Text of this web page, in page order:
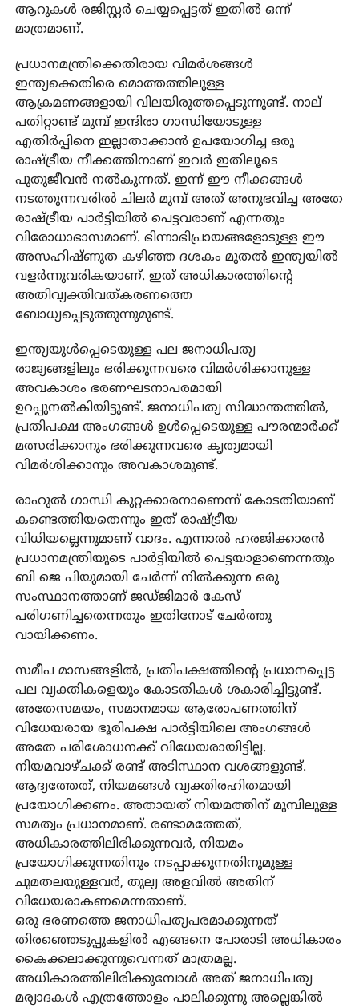
ആറുകള്‍ രജിസ്റ്റര്‍ ചെയ്യപ്പെട്ടത് ഇതില്‍ ഒന്ന്
മാത്രമാണ്.
പ്രധാനമന്ത്രിക്കെതിരായ വിമര്‍ശങ്ങള്‍
ഇന്ത്യക്കെതിരെ മൊത്തത്തിലുള്ള
ആക്രമണങ്ങളായി വിലയിരുത്തപ്പെടുന്നുണ്ട്. നാല്
പതിറ്റാണ്ട് മുമ്പ് ഇന്ദിരാ ഗാന്ധിയോടുള്ള
എതിര്‍പ്പിനെ ഇല്ലാതാക്കാന്‍ ഉപയോഗിച്ച ഒരു
രാഷ്ട്രീയ നീക്കത്തിനാണ് ഇവര്‍ ഇതിലൂടെ
പുതുജീവന്‍ നല്‍കുന്നത്. ഇന്ന് ഈ നീക്കങ്ങള്‍
നടത്തുന്നവരില്‍ ചിലര്‍ മുമ്പ് അത് അനുഭവിച്ച അതേ
രാഷ്ട്രീയ പാര്‍ട്ടിയില്‍ പെട്ടവരാണ് എന്നതും
വിരോധാഭാസമാണ്. ഭിന്നാഭിപ്രായങ്ങളോടുള്ള ഈ
അസഹിഷ്ണുത കഴിഞ്ഞ ദശകം മുതല്‍ ഇന്ത്യയില്‍
വളര്‍ന്നുവരികയാണ്. ഇത് അധികാരത്തിന്റെ
അതിവ്യക്തിവത്കരണത്തെ
ബോധ്യപ്പെടുത്തുന്നുമുണ്ട്.
ഇന്ത്യയുള്‍പ്പെടെയുള്ള പല ജനാധിപത്യ
രാജ്യങ്ങളിലും ഭരിക്കുന്നവരെ വിമര്‍ശിക്കാനുള്ള
അവകാശം ഭരണഘടനാപരമായി
ഉറപ്പുനല്‍കിയിട്ടുണ്ട്. ജനാധിപത്യ സിദ്ധാന്തത്തില്‍,
പ്രതിപക്ഷ അംഗങ്ങള്‍ ഉള്‍പ്പെടെയുള്ള പൗരന്മാര്‍ക്ക്
മത്സരിക്കാനും ഭരിക്കുന്നവരെ കൃത്യമായി
വിമര്‍ശിക്കാനും അവകാശമുണ്ട്.
രാഹുല്‍ ഗാന്ധി കുറ്റക്കാരനാണെന്ന് കോടതിയാണ്
കണ്ടെത്തിയതെന്നും ഇത് രാഷ്ട്രീയ
വിധിയല്ലെന്നുമാണ് വാദം. എന്നാല്‍ ഹരജിക്കാരന്‍
പ്രധാനമന്ത്രിയുടെ പാര്‍ട്ടിയില്‍ പെട്ടയാളാണെന്നതും
ബി ജെ പിയുമായി ചേര്‍ന്ന് നില്‍ക്കുന്ന ഒരു
സംസ്ഥാനത്താണ് ജഡ്ജിമാര്‍ കേസ്
പരിഗണിച്ചതെന്നതും ഇതിനോട് ചേര്‍ത്തു
വായിക്കണം.
സമീപ മാസങ്ങളില്‍, പ്രതിപക്ഷത്തിന്റെ പ്രധാനപ്പെട്ട
പല വ്യക്തികളെയും കോടതികള്‍ ശകാരിച്ചിട്ടുണ്ട്.
അതേസമയം, സമാനമായ ആരോപണത്തിന്
വിധേയരായ ഭൂരിപക്ഷ പാര്‍ട്ടിയിലെ അംഗങ്ങള്‍
അതേ പരിശോധനക്ക് വിധേയരായിട്ടില്ല.
നിയമവാഴ്ചക്ക് രണ്ട് അടിസ്ഥാന വശങ്ങളുണ്ട്.
ആദ്യത്തേത്, നിയമങ്ങള്‍ വ്യക്തിരഹിതമായി
പ്രയോഗിക്കണം. അതായത് നിയമത്തിന് മുമ്പിലുള്ള
സമത്വം പ്രധാനമാണ്. രണ്ടാമത്തേത്,
അധികാരത്തിലിരിക്കുന്നവര്‍, നിയമം
പ്രയോഗിക്കുന്നതിനും നടപ്പാക്കുന്നതിനുമുള്ള
ചുമതലയുള്ളവര്‍, തുല്യ അളവില്‍ അതിന്
വിധേയരാകണമെന്നതാണ്.
ഒരു ഭരണത്തെ ജനാധിപത്യപരമാക്കുന്നത്
തിരഞ്ഞെടുപ്പുകളില്‍ എങ്ങനെ പോരാടി അധികാരം
കൈക്കലാക്കുന്നുവെന്നത് മാത്രമല്ല.
അധികാരത്തിലിരിക്കുമ്പോള്‍ അത് ജനാധിപത്യ
മര്യാദകള്‍ എത്രത്തോളം പാലിക്കുന്നു അല്ലെങ്കില്‍